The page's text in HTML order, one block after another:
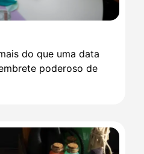
do que uma data
poderoso de